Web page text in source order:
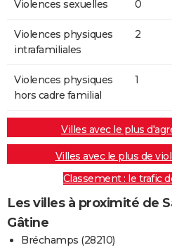
Violences sexuelles 0
Violences physiques
intrafamiliales
2
Violences physiques
hors cadre familial
1
Villes avec le plus
Villes avec le plus de
Classement : le trafic
Les villes à proximité de
Gâtine
Bréchamps (28210)